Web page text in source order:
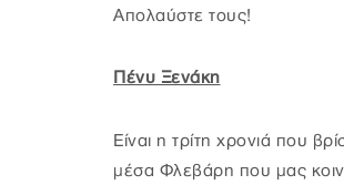
Απολαύστε τους!
Πένυ Ξενάκη
Είναι η τρίτη χρονιά που
μέσα Φλεβάρη που μας